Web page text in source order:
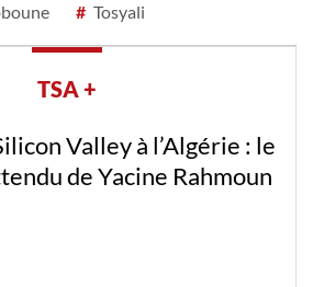
# Tosyali
TSA +
Valley à l’Algérie : le
de Yacine Rahmoun